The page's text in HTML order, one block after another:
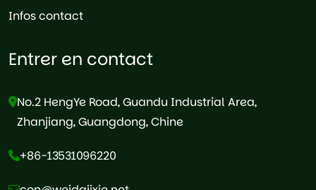
Infos contact
Entrer en contact
No.2 HengYe Road, Guandu Industrial Area,
Zhanjiang, Guangdong, Chine
+86-13531096220